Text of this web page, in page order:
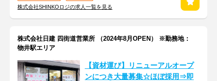
株式会社SHINKOロジの求人一覧を見る
株式会社日建 四街道営業所 （2024年8月OPEN） ※勤務地：
物井駅エリア
【資材運び】リニューアルオープ
ンにつき大量募集☆ほぼ採用⇒即